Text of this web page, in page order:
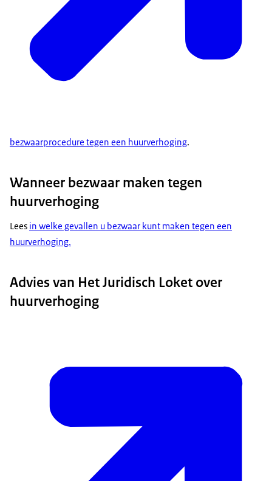
bezwaarprocedure tegen een huurverhoging.
Wanneer bezwaar maken tegen
huurverhoging
Lees in welke gevallen u bezwaar kunt maken tegen een
huurverhoging.
Advies van Het Juridisch Loket over
huurverhoging